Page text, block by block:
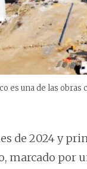
es una de las
de 2024 y
marcado por